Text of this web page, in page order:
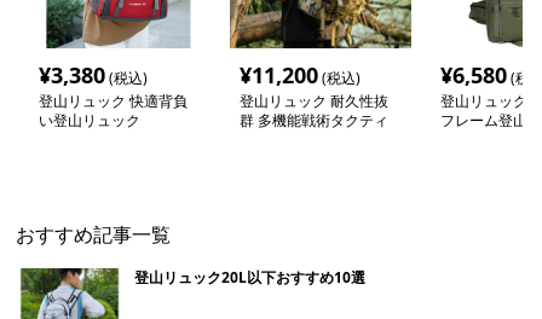
¥3,380(税込)
登山リュック 快適背負
い登山リュック
¥11,200(税込)
登山リュック 耐久性抜
群 多機能戦術タクティ
¥6,580(税
登山リュック
フレーム登山
おすすめ記事一覧
登山リュック20L以下おすすめ10選